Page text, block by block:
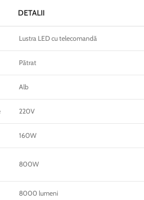
DETALII
Lustra LED cu telecomandă
Pătrat
Alb
220V
160W
800W
8000 lumeni